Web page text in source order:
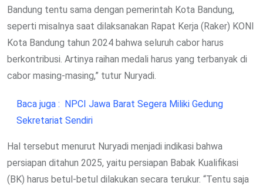
Bandung tentu sama dengan pemerintah Kota Bandung,
seperti misalnya saat dilaksanakan Rapat Kerja (Raker) KONI
Kota Bandung tahun 2024 bahwa seluruh cabor harus
berkontribusi. Artinya raihan medali harus yang terbanyak di
cabor masing-masing,” tutur Nuryadi.
Baca juga : NPCI Jawa Barat Segera Miliki Gedung
Sekretariat Sendiri
Hal tersebut menurut Nuryadi menjadi indikasi bahwa
persiapan ditahun 2025, yaitu persiapan Babak Kualifikasi
(BK) harus betul-betul dilakukan secara terukur. “Tentu saja